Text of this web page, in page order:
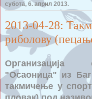
субота, 6. април 2013.
2013-04-28:
риболову
Организација
"Осаоница" из
такмичење у